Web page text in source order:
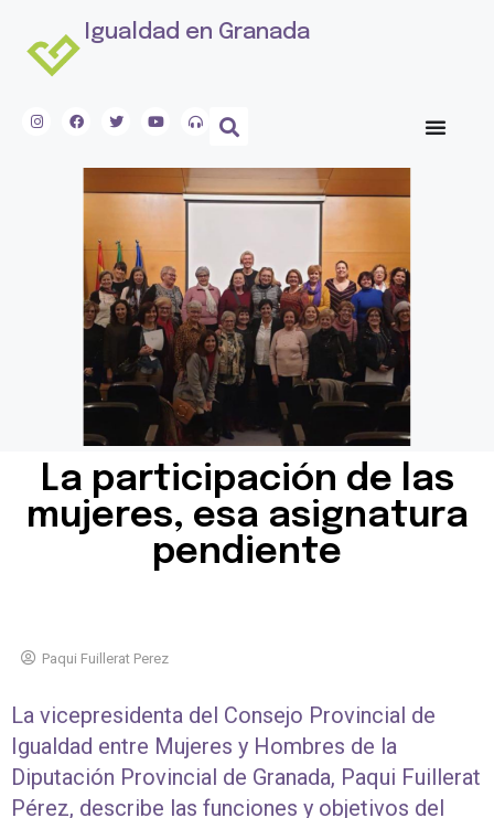
Igualdad en Granada
La participación de las
mujeres, esa asignatura
pendiente
Paqui Fuillerat Perez
La vicepresidenta del Consejo Provincial de
Igualdad entre Mujeres y Hombres de la
Diputación Provincial de Granada, Paqui Fuillerat
Pérez, describe las funciones y objetivos del